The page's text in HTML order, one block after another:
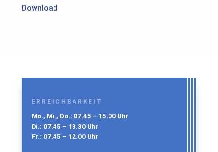
Download
ERREICHBARKEIT
Mo., Mi., Do.: 07.45 – 15.00 Uhr
Di.: 07.45 – 13.30 Uhr
Fr.: 07.45 – 12.00 Uhr